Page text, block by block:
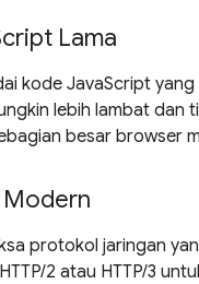
Lama
kode JavaScript
lebih lambat dan
besar browser
Modern
protokol jaringan
2 atau HTTP/3